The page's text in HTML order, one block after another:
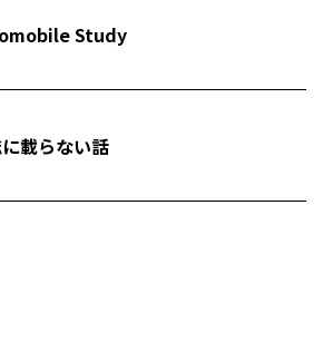
Study
載らない話